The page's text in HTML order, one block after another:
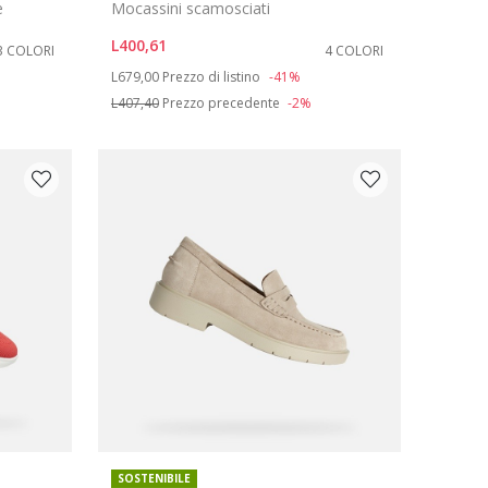
COLORI
Mocassini scamosciati
L400,61
4 COLORI
Price reduced from
L679,00 to
Prezzo di listino -41%
L407,40Prezzo precedente -2%
SOSTENIBILE